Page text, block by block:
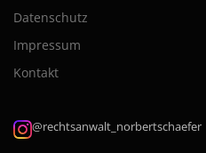
Datenschutz
Impressum
Kontakt
@rechtsanwalt_norbertschaefer